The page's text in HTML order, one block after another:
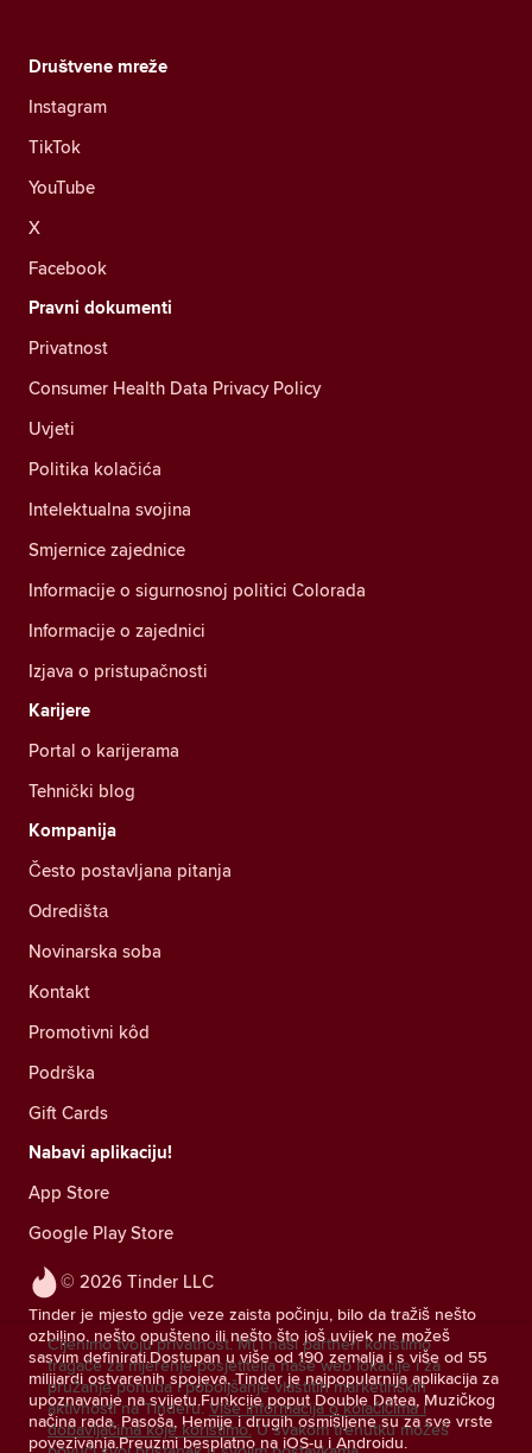
© 2026 Tinder LLC
Tinder je mjesto gdje veze zaista počinju, bilo da tražiš nešto
ozbiljno, nešto opušteno ili nešto što još uvijek ne možeš
sasvim definirati.Dostupan u više od 190 zemalja i s više od 55
milijardi ostvarenih spojeva, Tinder je najpopularnija aplikacija za
upoznavanje na svijetu.Funkcije poput Double Datea, Muzičkog
načina rada, Pasoša, Hemije i drugih osmišljene su za sve vrste
povezivanja.Preuzmi besplatno na iOS-u i Androidu.
Društvene mreže
Instagram
TikTok
YouTube
X
Facebook
Pravni dokumenti
Privatnost
Consumer Health Data Privacy Policy
Uvjeti
Politika kolačića
Intelektualna svojina
Smjernice zajednice
Informacije o sigurnosnoj politici Colorada
Informacije o zajednici
Izjava o pristupačnosti
Karijere
Portal o karijerama
Tehnički blog
Kompanija
Često postavljana pitanja
Odredištа
Novinarska soba
Kontakt
Promotivni kôd
Podrška
Gift Cards
Nabavi aplikaciju!
App Store
Google Play Store
Cijenimo tvoju privatnost. Mi i naši partneri koristimo
tragače za mjerenje posjetitelja naše web lokacije i za
pružanje ponuda i poboljšanje vlastitih marketinških
aktivnosti na Tinderu. Više informacija o kolačićima i
dobavljačima koje koristimo. U svakom trenutku možeš